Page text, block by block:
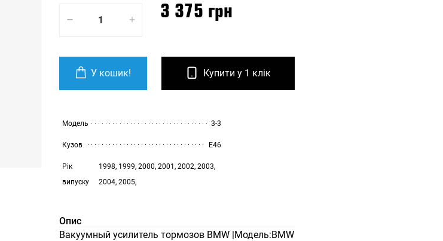
3 375 грн
У кошик! Купити у 1 клік
Модель 3-3
Кузов E46
Рік
випуску
1998, 1999, 2000, 2001, 2002, 2003,
2004, 2005,
Опис
Вакуумный усилитель тормозов BMW |Модель:BMW